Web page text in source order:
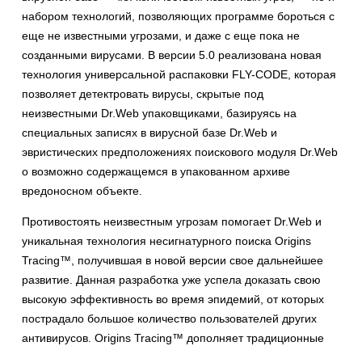
набором технологий, позволяющих программе бороться с
еще не известными угрозами, и даже с еще пока не
созданными вирусами. В версии 5.0 реализована новая
технология универсальной распаковки FLY-CODE, которая
позволяет детектровать вирусы, скрытые под
неизвестными Dr.Web упаковщиками, базируясь на
специальных записях в вирусной базе Dr.Web и
эвристических предположениях поискового модуля Dr.Web
о возможно содержащемся в упакованном архиве
вредоносном объекте.
Противостоять неизвестным угрозам помогает Dr.Web и
уникальная технология несигнатурного поиска Origins
Tracing™, получившая в новой версии свое дальнейшее
развитие. Данная разработка уже успела доказать свою
высокую эффективность во время эпидемий, от которых
пострадало большое количество пользователей других
антивирусов. Origins Tracing™ дополняет традиционные